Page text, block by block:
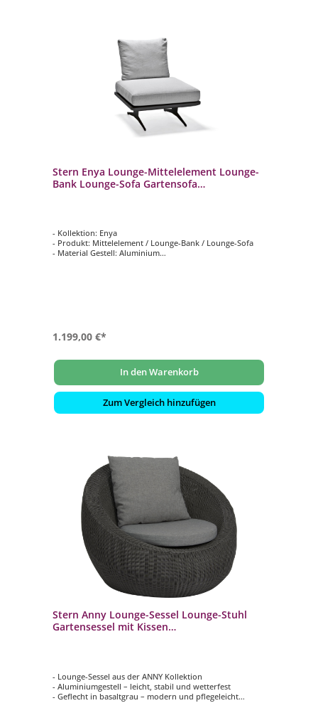
Stern Enya Lounge-Mittelelement Lounge-
Bank Lounge-Sofa Gartensofa
- Kollektion: Enya
- Produkt: Mittelelement / Lounge-Bank / Lounge-Sofa
- Material Gestell: Aluminium
1.199,00 €*
In den Warenkorb
Zum Vergleich hinzufügen
Stern Anny Lounge-Sessel Lounge-Stuhl
Gartensessel mit Kissen
- Lounge-Sessel aus der ANNY Kollektion
- Aluminiumgestell – leicht, stabil und wetterfest
- Geflecht in basaltgrau – modern und pflegeleicht